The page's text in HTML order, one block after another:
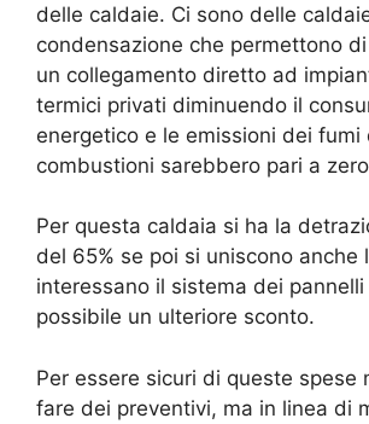
delle caldaie. Ci sono delle
condensazione che permettono
un collegamento diretto ad
termici privati diminuendo il
energetico e le emissioni dei fumi
combustioni sarebbero pari a
Per questa caldaia si ha la
del 65% se poi si uniscono anche
interessano il sistema dei
possibile un ulteriore sconto.
Per essere sicuri di queste spese
fare dei preventivi, ma in linea di